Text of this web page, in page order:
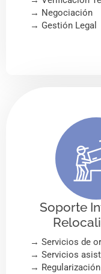
→ Negociación
→ Gestión Legal
Soporte
→ Servicios de
→ Servicios
→ Regularización